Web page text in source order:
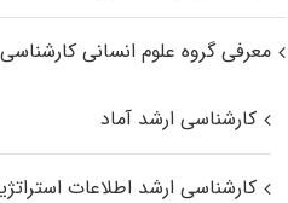
معرفی گروه علوم انسانی
کارشناسی ارشد آماد
کارشناسی ارشد اطلاعات